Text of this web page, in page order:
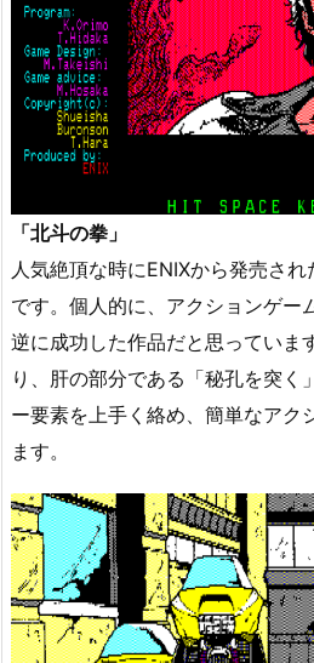
「北斗の拳」
人気絶頂な時にENIXから発売さ
です。個人的に、アクションゲー
逆に成功した作品だと思っていま
り、肝の部分である「秘孔を突く
ー要素を上手く絡め、簡単なアク
ます。